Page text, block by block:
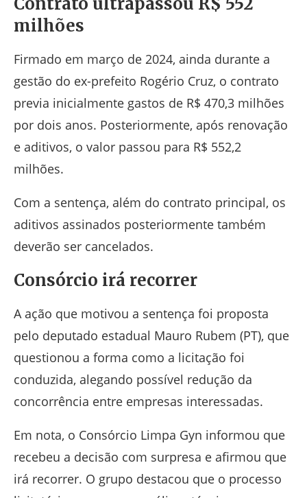
milhões
Firmado em março de 2024, ainda durante a
gestão do ex-prefeito Rogério Cruz, o contrato
previa inicialmente gastos de R$ 470,3 milhões
por dois anos. Posteriormente, após renovação
e aditivos, o valor passou para R$ 552,2
milhões.
Com a sentença, além do contrato principal, os
aditivos assinados posteriormente também
deverão ser cancelados.
Consórcio irá recorrer
A ação que motivou a sentença foi proposta
pelo deputado estadual Mauro Rubem (PT), que
questionou a forma como a licitação foi
conduzida, alegando possível redução da
concorrência entre empresas interessadas.
Em nota, o Consórcio Limpa Gyn informou que
recebeu a decisão com surpresa e afirmou que
irá recorrer. O grupo destacou que o processo